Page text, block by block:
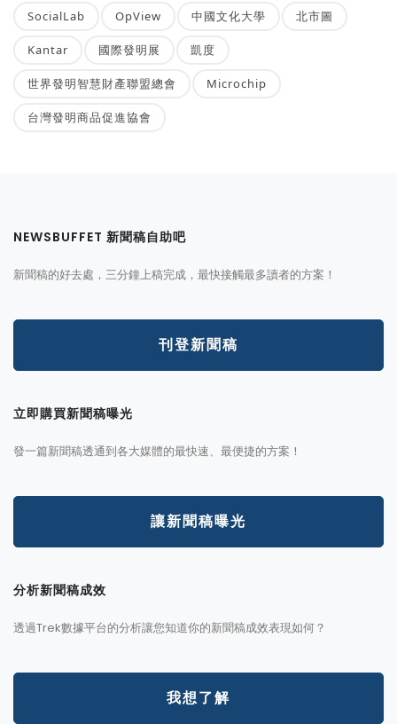
SocialLab OpView 中國文化大學 北市圖
Kantar 國際發明展 凱度
世界發明智慧財產聯盟總會 Microchip
台灣發明商品促進協會
NEWSBUFFET 新聞稿自助吧
新聞稿的好去處，三分鐘上稿完成，最快接觸最多讀者的方案！
刊登新聞稿
立即購買新聞稿曝光
發一篇新聞稿透通到各大媒體的最快速、最便捷的方案！
讓新聞稿曝光
分析新聞稿成效
透過Trek數據平台的分析讓您知道你的新聞稿成效表現如何？
我想了解